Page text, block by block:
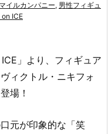
イルカンパニー, 男性フィギュ
on ICE
」より、フィギュア
ィクトル・ニキフォ
場！
元が印象的な「笑